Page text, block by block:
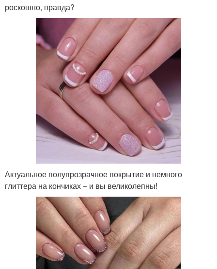
роскошно, правда?
Актуальное полупрозрачное покрытие и немного
глиттера на кончиках – и вы великолепны!